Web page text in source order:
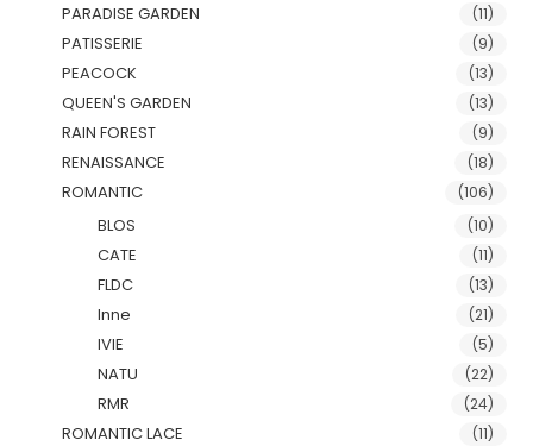
PARADISE GARDEN (11)
PATISSERIE (9)
PEACOCK (13)
QUEEN'S GARDEN (13)
RAIN FOREST (9)
RENAISSANCE (18)
ROMANTIC (106)
BLOS (10)
CATE (11)
FLDC (13)
Inne (21)
IVIE (5)
NATU (22)
RMR (24)
ROMANTIC LACE (11)